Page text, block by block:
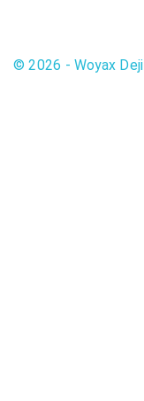
© 2026 - Woyax Deji